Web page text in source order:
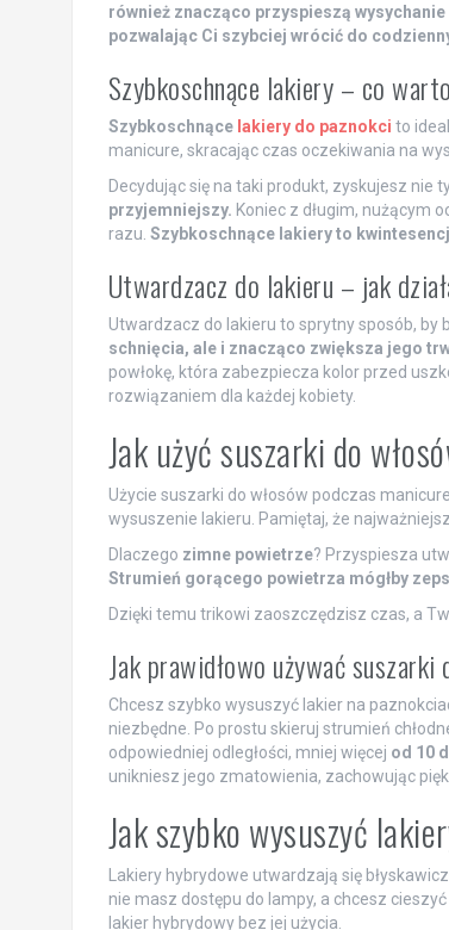
również znacząco przyspieszą
pozwalając Ci szybciej wrócić do
Szybkoschnące lakiery – co
Szybkoschnące lakiery do paznokci to
manicure, skracając czas oczekiwania na
Decydując się na taki produkt, zyskujesz nie
przyjemniejszy. Koniec z długim, nużącym
razu. Szybkoschnące lakiery to
Utwardzacz do lakieru – jak
Utwardzacz do lakieru to sprytny sposób, by
schnięcia, ale i znacząco zwiększa jego
powłokę, która zabezpiecza kolor przed
rozwiązaniem dla każdej kobiety.
Jak użyć suszarki do
Użycie suszarki do włosów podczas
wysuszenie lakieru. Pamiętaj, że
Dlaczego zimne powietrze? Przyspiesza
Strumień gorącego powietrza mógłby
Dzięki temu trikowi zaoszczędzisz czas, a
Jak prawidłowo używać
Chcesz szybko wysuszyć lakier na
niezbędne. Po prostu skieruj strumień
odpowiedniej odległości, mniej więcej od 10
unikniesz jego zmatowienia, zachowując
Jak szybko wysuszyć
Lakiery hybrydowe utwardzają się
nie masz dostępu do lampy, a chcesz
lakier hybrydowy bez jej użycia.